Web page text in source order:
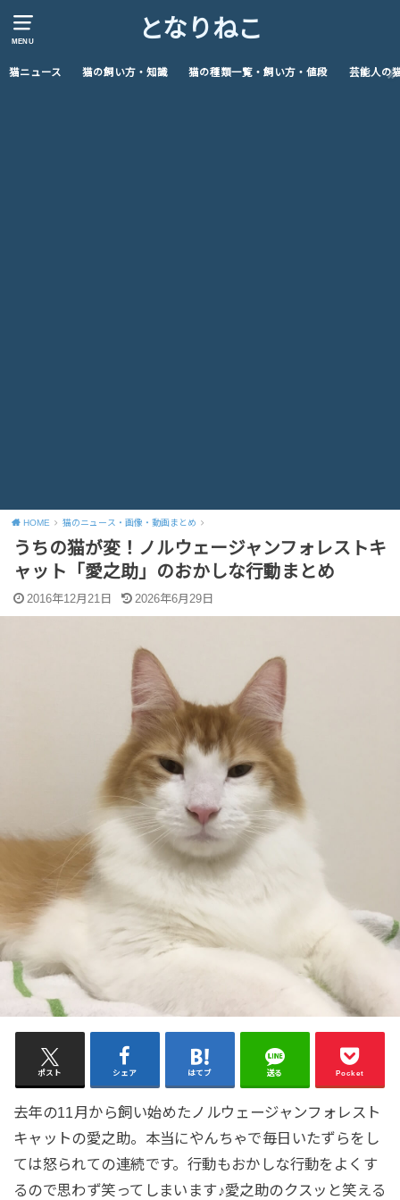
MENU となりねこ
猫ニュース 猫の飼い方・知識 猫の種類一覧・飼い方・値段 芸能人の
HOME 猫のニュース・画像・動画まとめ
うちの猫が変！ノルウェージャンフォレストキ
ャット「愛之助」のおかしな行動まとめ
2016年12月21日 2026年6月29日
ポスト シェア はてブ 送る Pocket
去年の11月から飼い始めたノルウェージャンフォレスト
キャットの愛之助。本当にやんちゃで毎日いたずらをし
ては怒られての連続です。行動もおかしな行動をよくす
るので思わず笑ってしまいます♪愛之助のクスッと笑える